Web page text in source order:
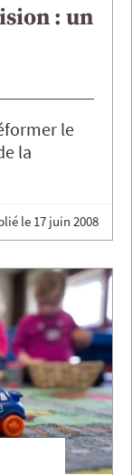
: un
le
la
le 17 juin 2008